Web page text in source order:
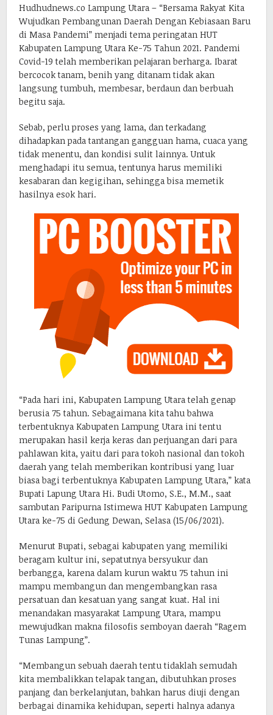
Hudhudnews.co Lampung Utara – “Bersama Rakyat Kita
Wujudkan Pembangunan Daerah Dengan Kebiasaan Baru
di Masa Pandemi” menjadi tema peringatan HUT
Kabupaten Lampung Utara Ke-75 Tahun 2021. Pandemi
Covid-19 telah memberikan pelajaran berharga. Ibarat
bercocok tanam, benih yang ditanam tidak akan
langsung tumbuh, membesar, berdaun dan berbuah
begitu saja.
Sebab, perlu proses yang lama, dan terkadang
dihadapkan pada tantangan gangguan hama, cuaca yang
tidak menentu, dan kondisi sulit lainnya. Untuk
menghadapi itu semua, tentunya harus memiliki
kesabaran dan kegigihan, sehingga bisa memetik
hasilnya esok hari.
“Pada hari ini, Kabupaten Lampung Utara telah genap
berusia 75 tahun. Sebagaimana kita tahu bahwa
terbentuknya Kabupaten Lampung Utara ini tentu
merupakan hasil kerja keras dan perjuangan dari para
pahlawan kita, yaitu dari para tokoh nasional dan tokoh
daerah yang telah memberikan kontribusi yang luar
biasa bagi terbentuknya Kabupaten Lampung Utara,” kata
Bupati Lapung Utara Hi. Budi Utomo, S.E., M.M., saat
sambutan Paripurna Istimewa HUT Kabupaten Lampung
Utara ke-75 di Gedung Dewan, Selasa (15/06/2021).
Menurut Bupati, sebagai kabupaten yang memiliki
beragam kultur ini, sepatutnya bersyukur dan
berbangga, karena dalam kurun waktu 75 tahun ini
mampu membangun dan mengembangkan rasa
persatuan dan kesatuan yang sangat kuat. Hal ini
menandakan masyarakat Lampung Utara, mampu
mewujudkan makna filosofis semboyan daerah “Ragem
Tunas Lampung”.
“Membangun sebuah daerah tentu tidaklah semudah
kita membalikkan telapak tangan, dibutuhkan proses
panjang dan berkelanjutan, bahkan harus diuji dengan
berbagai dinamika kehidupan, seperti halnya adanya